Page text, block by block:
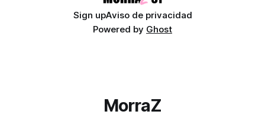
Sign upAviso de privacidad
Powered by Ghost
MorraZ